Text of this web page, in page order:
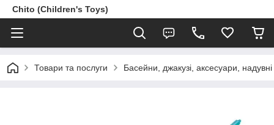
Chito (Children's Toys)
Товари та послуги Басейни, джакузі, аксесуари,